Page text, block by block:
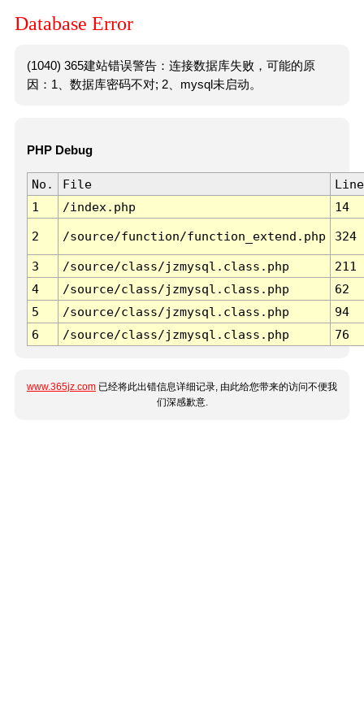
Database Error
(1040) 365建站错误警告：连接数据库失败，可能的原
因：1、数据库密码不对; 2、mysql未启动。
PHP Debug
No. File
Line
1
/index.php 14
2 /source/function/function_extend.php 324
3 /source/class/jzmysql.class.php
211
4
/source/class/jzmysql.class.php
62
5
/source/class/jzmysql.class.php
94
6
/source/class/jzmysql.class.php 76
www.365jz.com 已经将此出错信息详细记录, 由此给您带来的访问不便我
们深感歉意.